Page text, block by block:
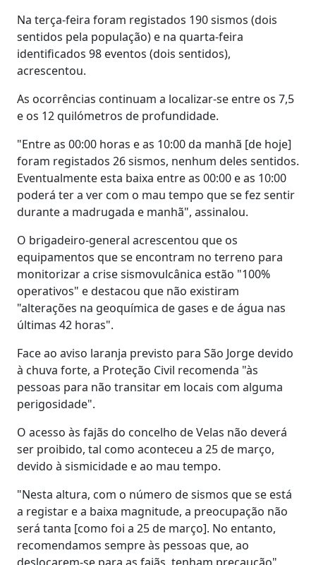
Na terça-feira foram registados 190 sismos (dois
sentidos pela população) e na quarta-feira
identificados 98 eventos (dois sentidos),
acrescentou.
As ocorrências continuam a localizar-se entre os 7,5
e os 12 quilómetros de profundidade.
"Entre as 00:00 horas e as 10:00 da manhã [de hoje]
foram registados 26 sismos, nenhum deles sentidos.
Eventualmente esta baixa entre as 00:00 e as 10:00
poderá ter a ver com o mau tempo que se fez sentir
durante a madrugada e manhã", assinalou.
O brigadeiro-general acrescentou que os
equipamentos que se encontram no terreno para
monitorizar a crise sismovulcânica estão "100%
operativos" e destacou que não existiram
"alterações na geoquímica de gases e de água nas
últimas 42 horas".
Face ao aviso laranja previsto para São Jorge devido
à chuva forte, a Proteção Civil recomenda "às
pessoas para não transitar em locais com alguma
perigosidade".
O acesso às fajãs do concelho de Velas não deverá
ser proibido, tal como aconteceu a 25 de março,
devido à sismicidade e ao mau tempo.
"Nesta altura, com o número de sismos que se está
a registar e a baixa magnitude, a preocupação não
será tanta [como foi a 25 de março]. No entanto,
recomendamos sempre às pessoas que, ao